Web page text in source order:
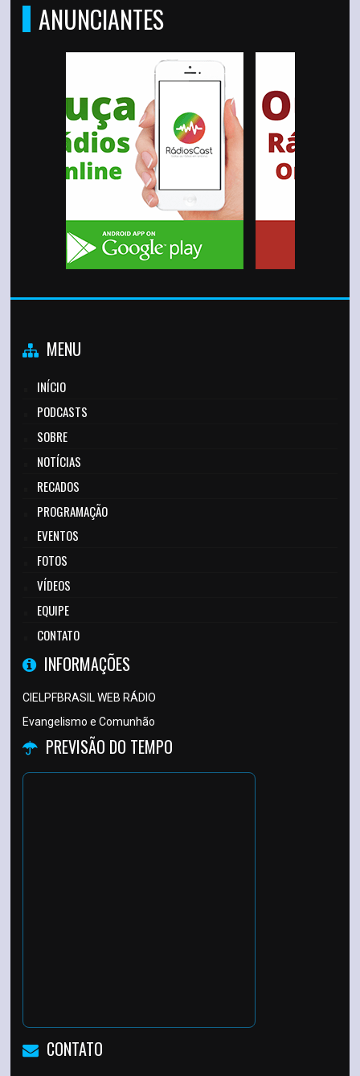
ANUNCIANTES
MENU
INÍCIO
PODCASTS
SOBRE
NOTÍCIAS
RECADOS
PROGRAMAÇÃO
EVENTOS
FOTOS
VÍDEOS
EQUIPE
CONTATO
INFORMAÇÕES
CIELPFBRASIL WEB RÁDIO
Evangelismo e Comunhão
PREVISÃO DO TEMPO
CONTATO